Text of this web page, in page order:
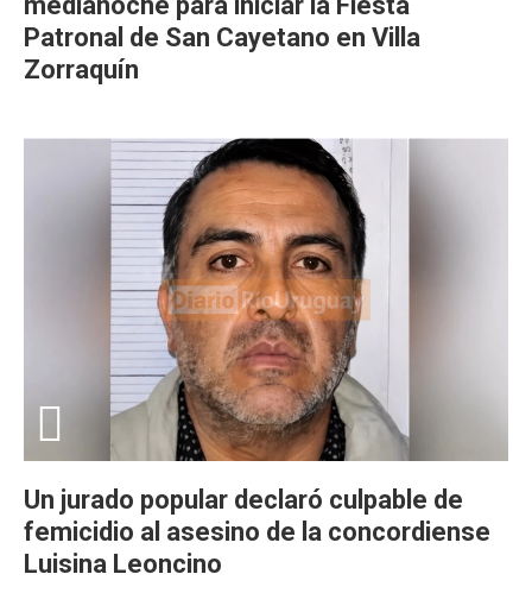
Patronal de San Cayetano en Villa
Zorraquín
Un jurado popular declaró culpable de
femicidio al asesino de la concordiense
Luisina Leoncino